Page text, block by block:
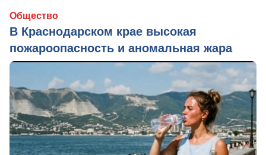
Общество
В Краснодарском крае высокая
пожароопасность и аномальная жара